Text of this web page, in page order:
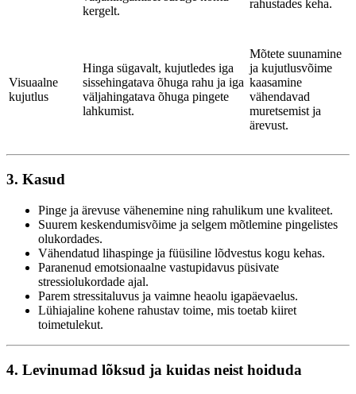
kergelt.
rahustades keha.
Visuaalne
kujutlus
Hinga sügavalt, kujutledes iga
sissehingatava õhuga rahu ja iga
väljahingatava õhuga pingete
lahkumist.
Mõtete suunamine
ja kujutlusvõime
kaasamine
vähendavad
muretsemist ja
ärevust.
3. Kasud
Pinge ja ärevuse vähenemine ning rahulikum une kvaliteet.
Suurem keskendumisvõime ja selgem mõtlemine pingelistes
olukordades.
Vähendatud lihaspinge ja füüsiline lõdvestus kogu kehas.
Paranenud emotsionaalne vastupidavus püsivate
stressiolukordade ajal.
Parem stressitaluvus ja vaimne heaolu igapäevaelus.
Lühiajaline kohene rahustav toime, mis toetab kiiret
toimetulekut.
4. Levinumad lõksud ja kuidas neist hoiduda